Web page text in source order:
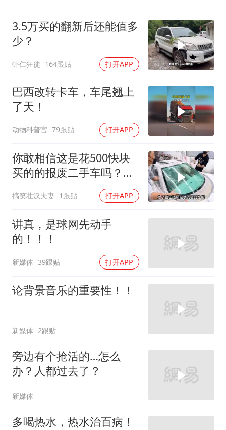
U17国足点球大战淘汰河床晋级决赛
夯实基础开新局
3.5万买的翻新后还能值多
少？
虾仁狂徒 164跟贴 打开APP
巴西改转卡车，车尾翘上
了天！
动物科普官 79跟贴 打开APP
你敢相信这是花500快块
买的的报废二手车吗？改
搞笑壮汉夫妻 1跟贴 打开APP
讲真，是球网先动手
的！！！
新媒体 39跟贴 打开APP
论背景音乐的重要性！！
新媒体 2跟贴
旁边有个抢活的…怎么
办？人都过去了？
新媒体
多喝热水，热水治百病！